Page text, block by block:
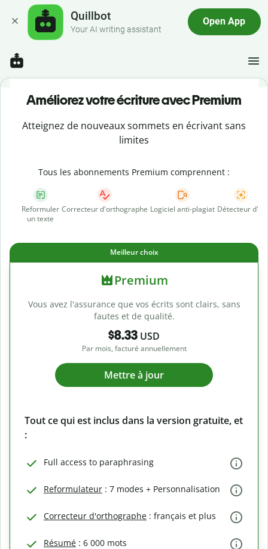
Quillbot
Your AI writing assistant
Open App
Améliorez votre écriture avec Premium
Atteignez de nouveaux sommets en écrivant sans
limites
Tous les abonnements Premium comprennent :
Reformuler
un texte
Correcteur d'orthographe Logiciel anti-plagiat Détecteur d'IA
Meilleur choix
Premium
Vous avez l'assurance que vos écrits sont clairs, sans
fautes et de qualité.
$8.33 USD
Par mois, facturé annuellement
Mettre à jour
Tout ce qui est inclus dans la version gratuite, et
:
Full access to paraphrasing
Reformulateur : 7 modes + Personnalisation
Correcteur d'orthographe : français et plus
Résumé : 6 000 mots